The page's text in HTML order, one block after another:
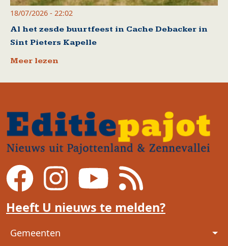
18/07/2026 - 22:02
Al het zesde buurtfeest in Cache Debacker in
Sint Pieters Kapelle
Meer lezen
Heeft U nieuws te melden?
Voet
Gemeenten